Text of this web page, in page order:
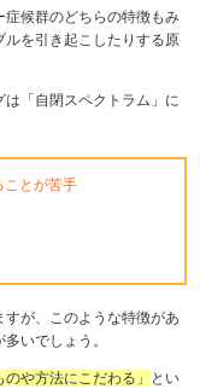
候群のどちらの特徴もみ
ルを引き起こしたりする原
「自閉スペクトラム」に
ことが苦手
が、このような特徴があ
いでしょう。
や方法にこだわる」
とい